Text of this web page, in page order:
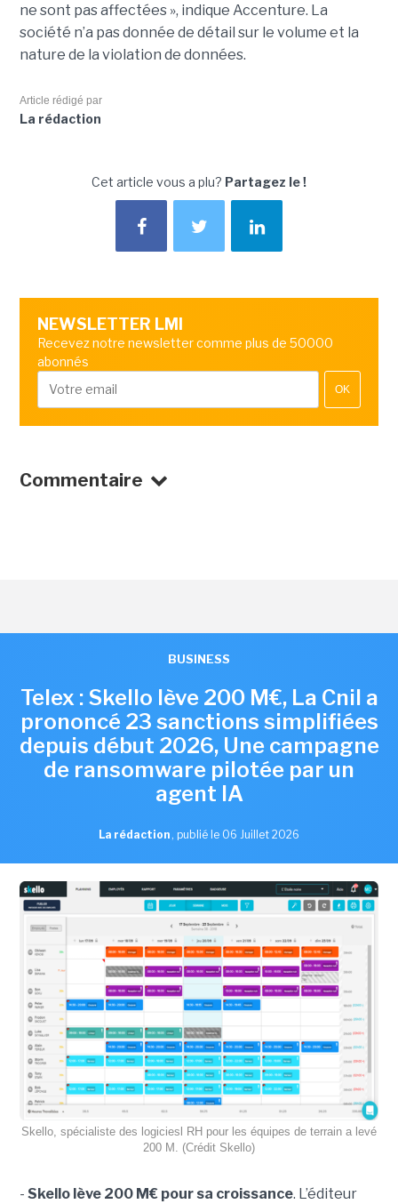
ne sont pas affectées », indique Accenture. La
société n’a pas donnée de détail sur le volume et la
nature de la violation de données.
Article rédigé par
La rédaction
Cet article vous a plu? Partagez le !
NEWSLETTER LMI
Recevez notre newsletter comme plus de 50000
abonnés
OK
Commentaire
BUSINESS
Telex : Skello lève 200 M€, La Cnil a
prononcé 23 sanctions simplifiées
depuis début 2026, Une campagne
de ransomware pilotée par un
agent IA
La rédaction , publié le 06 Juillet 2026
Skello, spécialiste des logiciesl RH pour les équipes de terrain a levé
200 M. (Crédit Skello)
- Skello lève 200 M€ pour sa croissance. L’éditeur